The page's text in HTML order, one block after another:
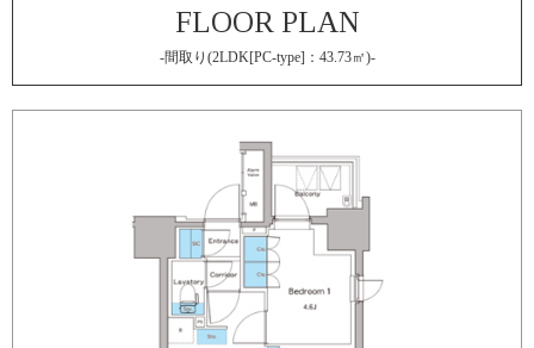
-間取り(2LDK[PC-type]：43.73㎡)-